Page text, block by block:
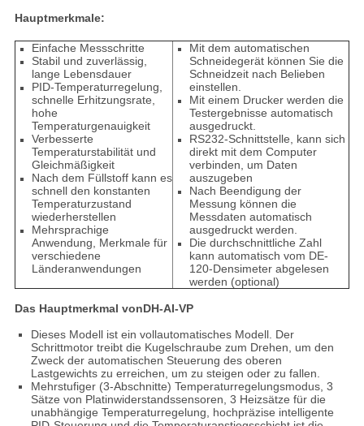
Hauptmerkmale:
Einfache Messschritte
Stabil und zuverlässig,
lange Lebensdauer
PID-Temperaturregelung,
schnelle Erhitzungsrate,
hohe
Temperaturgenauigkeit
Verbesserte
Temperaturstabilität und
Gleichmäßigkeit
Nach dem Füllstoff kann es
schnell den konstanten
Temperaturzustand
wiederherstellen
Mehrsprachige
Anwendung, Merkmale für
verschiedene
Länderanwendungen
Mit dem automatischen
Schneidegerät können Sie die
Schneidzeit nach Belieben
einstellen.
Mit einem Drucker werden die
Testergebnisse automatisch
ausgedruckt.
RS232-Schnittstelle, kann sich
direkt mit dem Computer
verbinden, um Daten
auszugeben
Nach Beendigung der
Messung können die
Messdaten automatisch
ausgedruckt werden.
Die durchschnittliche Zahl
kann automatisch vom DE-
120-Densimeter abgelesen
werden (optional)
Das Hauptmerkmal vonDH-AI-VP
Dieses Modell ist ein vollautomatisches Modell. Der
Schrittmotor treibt die Kugelschraube zum Drehen, um den
Zweck der automatischen Steuerung des oberen
Lastgewichts zu erreichen, um zu steigen oder zu fallen.
Mehrstufiger (3-Abschnitte) Temperaturregelungsmodus, 3
Sätze von Platinwiderstandssensoren, 3 Heizsätze für die
unabhängige Temperaturregelung, hochpräzise intelligente